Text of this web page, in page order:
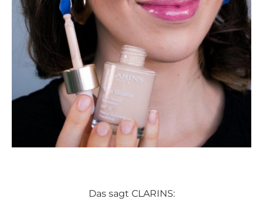
Das sagt CLARINS: